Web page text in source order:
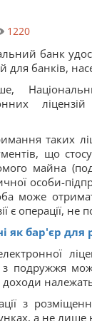
1220
банк
для банків,
таких
що
майна
особи-
може
операції, не
як бар'єр для
подружжя
належать
з
а не